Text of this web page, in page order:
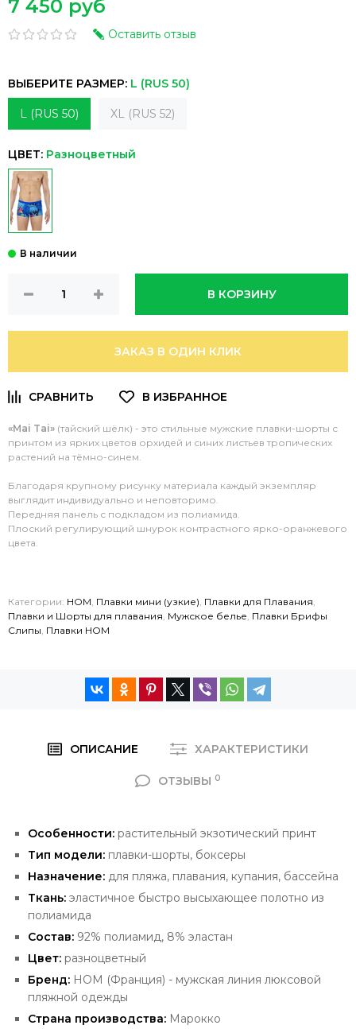
7 450 руб
Оставить отзыв
ВЫБЕРИТЕ РАЗМЕР: L (RUS 50)
L (RUS 50) XL (RUS 52)
ЦВЕТ: Разноцветный
В КОРЗИНУ
ЗАКАЗ В ОДИН КЛИК
«Mai Tai» (тайский шёлк) - это стильные мужские плавки-шорты с
принтом из ярких цветов орхидей и синих листьев тропических
растений на тёмно-синем.
Благодаря крупному рисунку материала каждый экземпляр
выглядит индивидуально и неповторимо.
Передняя панель с подкладом из полиамида.
Плоский регулирующий шнурок контрастного ярко-оранжевого
цвета.
Категории: HOM, Плавки мини (узкие), Плавки для Плавания,
Плавки и Шорты для плавания, Мужское белье, Плавки Брифы
Слипы, Плавки HOM
ОПИСАНИЕ ХАРАКТЕРИСТИКИ
ОТЗЫВЫ 0
Особенности: растительный экзотический принт
Тип модели: плавки-шорты, боксеры
Назначение: для пляжа, плавания, купания, бассейна
Ткань: эластичное быстро высыхающее полотно из
полиамида
Состав: 92% полиамид, 8% эластан
Цвет: разноцветный
Бренд: HOM (Франция) - мужская линия люксовой
пляжной одежды
Страна производства: Марокко